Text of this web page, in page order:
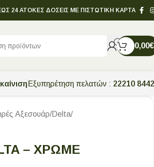
24 ΑΤΟΚΕΣ ΔΟΣΕΙΣ ΜΕ ΠΙΣΤΩΤΙΚΗ ΚΑΡΤΑ
0,00€
Εξυπηρέτηση πελατών : 22210
Αξεσουάρ/Delta/
– ΧΡΩΜΕ